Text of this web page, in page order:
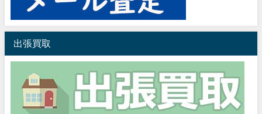
出張買取